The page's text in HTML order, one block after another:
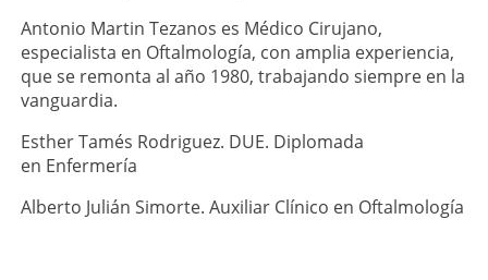
Antonio Martin Tezanos es Médico Cirujano,
especialista en Oftalmología, con amplia experiencia,
que se remonta al año 1980, trabajando siempre en la
vanguardia.
Esther Tamés Rodriguez. DUE. Diplomada
en Enfermería
Alberto Julián Simorte. Auxiliar Clínico en Oftalmología